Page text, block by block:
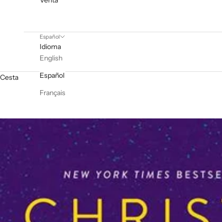
Español
Idioma
English
Español
Français
Cesta